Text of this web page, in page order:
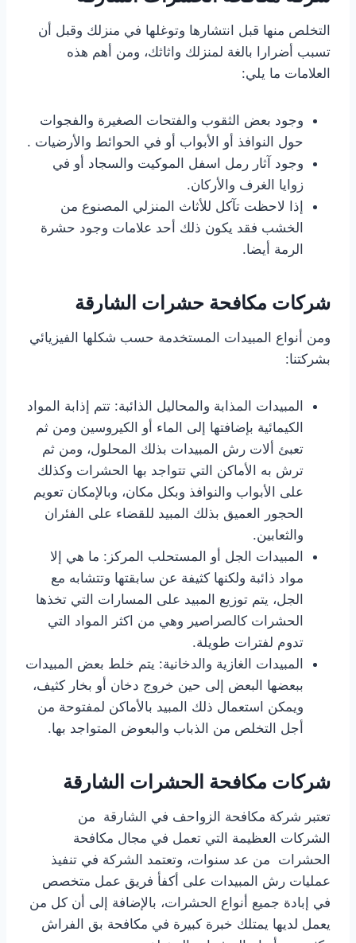
التخلص منها قبل انتشارها وتوغلها في منزلك وقبل أن
تسبب أضرارا بالغة لمنزلك واثاثك، ومن أهم هذه
العلامات ما يلي:
وجود بعض الثقوب والفتحات الصغيرة والفجوات
حول النوافذ أو الأبواب أو في الحوائط والأرضيات .
وجود آثار رمل اسفل الموكيت والسجاد أو في
زوايا الغرف والأركان.
إذا لاحظت تآكل للأثاث المنزلي المصنوع من
الخشب فقد يكون ذلك أحد علامات وجود حشرة
الرمة أيضا.
شركات مكافحة حشرات الشارقة
ومن أنواع المبيدات المستخدمة حسب شكلها الفيزيائي
بشركتنا:
المبيدات المذابة والمحاليل الذائبة: تتم إذابة المواد
الكيمائية بإضافتها إلى الماء أو الكيروسين ومن ثم
تعبئ ألات رش المبيدات بذلك المحلول، ومن ثم
ترش به الأماكن التي تتواجد بها الحشرات وكذلك
على الأبواب والنوافذ وبكل مكان، وبالإمكان تعويم
الحجور العميق بذلك المبيد للقضاء على الفئران
والثعابين.
المبيدات الجل أو المستحلب المركز: ما هي إلا
مواد ذائبة ولكنها كثيفة عن سابقتها وتتشابه مع
الجل، يتم توزيع المبيد على المسارات التي تخذها
الحشرات كالصراصير وهي من اكثر المواد التي
تدوم لفترات طويلة.
المبيدات الغازية والدخانية: يتم خلط بعض المبيدات
ببعضها البعض إلى حين خروج دخان أو بخار كثيف،
ويمكن استعمال ذلك المبيد بالأماكن لمفتوحة من
أجل التخلص من الذباب والبعوض المتواجد بها.
شركات مكافحة الحشرات الشارقة
تعتبر شركة مكافحة الزواحف في الشارقة من
الشركات العظيمة التي تعمل في مجال مكافحة
الحشرات من عد سنوات، وتعتمد الشركة في تنفيذ
عمليات رش المبيدات على أكفأ فريق عمل متخصص
في إبادة جميع أنواع الحشرات، بالإضافة إلى أن كل من
يعمل لديها يمتلك خبرة كبيرة في مكافحة بق الفراش